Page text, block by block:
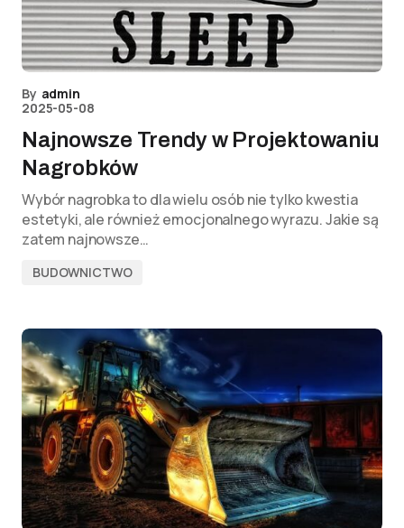
By admin
2025-05-08
Najnowsze Trendy w Projektowaniu
Nagrobków
Wybór nagrobka to dla wielu osób nie tylko kwestia
estetyki, ale również emocjonalnego wyrazu. Jakie są
zatem najnowsze…
BUDOWNICTWO